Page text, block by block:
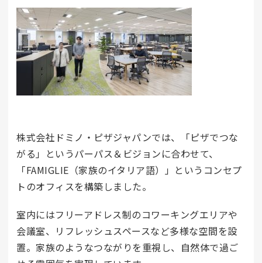
株式会社ドミノ・ピザジャパンでは、「ピザでつな
がる」というパーパス＆ビジョンに合わせて、
「FAMIGLIE（家族のイタリア語）」というコンセプ
トのオフィスを構築しました。
室内にはフリーアドレス制のコワーキングエリアや
会議室、リフレッシュスペースなど多様な空間を設
置。家族のようなつながりを重視し、自然体で過ご